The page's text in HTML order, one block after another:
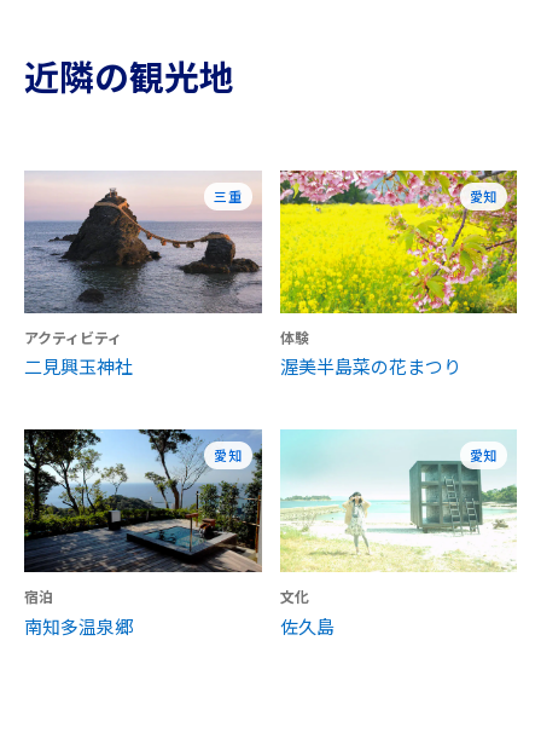
近隣の観光地
三重
アクティビティ
二見興玉神社
愛知
体験
渥美半島菜の花まつり
愛知
宿泊
南知多温泉郷
愛知
文化
佐久島